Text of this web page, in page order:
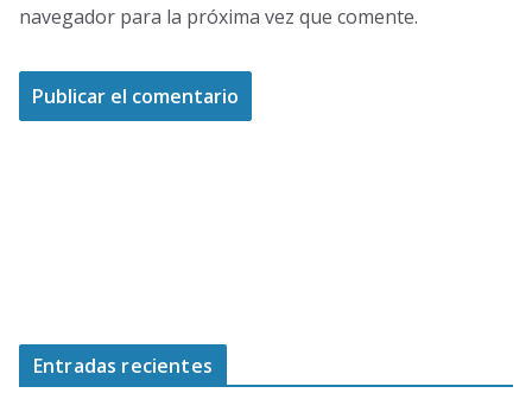
navegador para la próxima vez que comente.
Entradas recientes